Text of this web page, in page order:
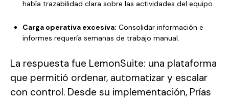
había trazabilidad clara sobre las actividades del equipo.
Carga operativa excesiva: Consolidar información e
informes requería semanas de trabajo manual.
La respuesta fue LemonSuite: una plataforma
que permitió ordenar, automatizar y escalar
con control. Desde su implementación, Prías